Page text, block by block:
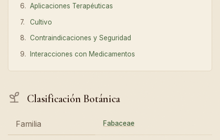
Aplicaciones Terapéuticas
Cultivo
Contraindicaciones y Seguridad
Interacciones con Medicamentos
Clasificación Botánica
Familia Fabaceae